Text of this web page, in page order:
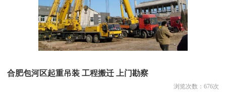
合肥包河区起重吊装 工程搬迁 上门勘察
浏览次数： 676次